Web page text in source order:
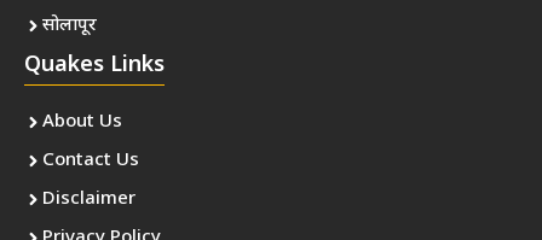
सोलापूर
Quakes Links
About Us
Contact Us
Disclaimer